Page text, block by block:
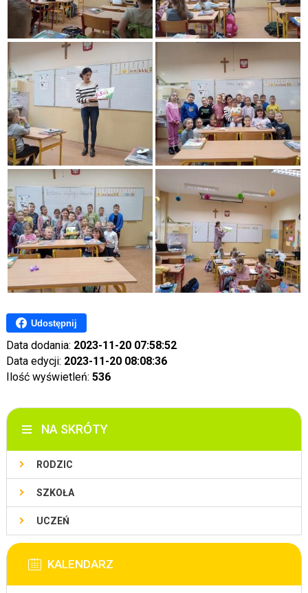
Udostępnij
Data dodania: 2023-11-20 07:58:52
Data edycji: 2023-11-20 08:08:36
Ilość wyświetleń: 536
NA SKRÓTY
RODZIC
SZKOŁA
UCZEŃ
KALENDARZ